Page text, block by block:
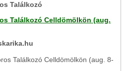
Találkozó
Találkozó Celldömölkön (aug.